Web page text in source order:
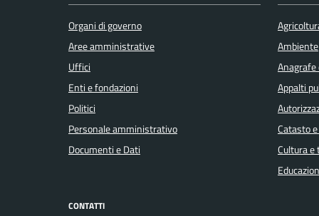
Organi di governo
Aree amministrative
Uffici
Enti e fondazioni
Politici
Personale amministrativo
Documenti e Dati
Ambiente
Appalti
Catasto
Cultura e
CONTATTI